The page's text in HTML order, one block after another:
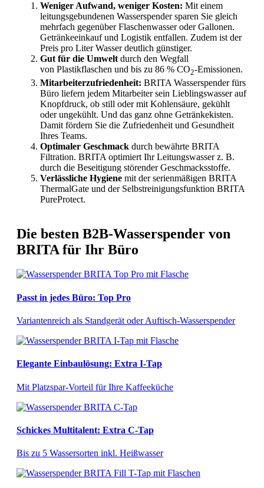
Weniger Aufwand, weniger Kosten: Mit einem
leitungsgebundenen Wasserspender sparen Sie gleich
mehrfach gegenüber Flaschenwasser oder Gallonen.
Getränkeeinkauf und Logistik entfallen. Zudem ist der
Preis pro Liter Wasser deutlich günstiger.
Gut für die Umweltdurch den Wegfall
von Plastikflaschen und bis zu 86 % CO2-Emissionen.
Mitarbeiterzufriedenheit: BRITA Wasserspender fürs
Büro liefern jedem Mitarbeiter sein Lieblingswasser auf
Knopfdruck, ob still oder mit Kohlensäure, gekühlt
oder ungekühlt. Und das ganz ohne Getränkekisten.
Damit fördern Sie die Zufriedenheit und Gesundheit
Ihres Teams.
Optimaler Geschmack durch bewährte BRITA
Filtration. BRITA optimiert Ihr Leitungswasser z. B.
durch die Beseitigung störender Geschmacksstoffe.
Verlässliche Hygiene mit der serienmäßigen BRITA
ThermalGate und der Selbstreinigungsfunktion BRITA
PureProtect.
Die besten B2B-Wasserspender von
BRITA für Ihr Büro
Passt in jedes Büro: Top Pro
Variantenreich als Standgerät oder Auftisch-Wasserspender
Elegante Einbaulösung: Extra I-Tap
Mit Platzspar-Vorteil für Ihre Kaffeeküche
Schickes Multitalent: Extra C-Tap
Bis zu 5 Wassersorten inkl. Heißwasser